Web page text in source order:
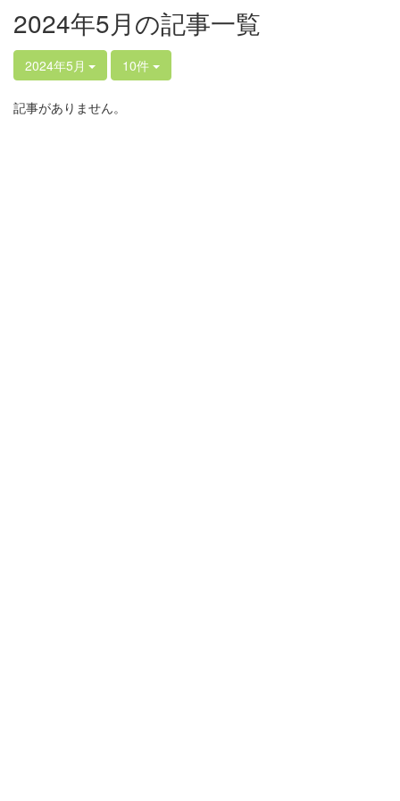
2024年5月の記事一覧
2024年5月 10件
記事がありません。